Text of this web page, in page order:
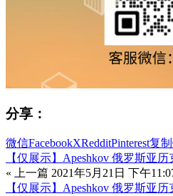
分享：
微信FacebookXRedditPinterest复
【仅展示】Apeshkov 俄罗斯亚
« 上一篇 2021年5月21日 下午
【仅展示】Apeshkov 俄罗斯亚